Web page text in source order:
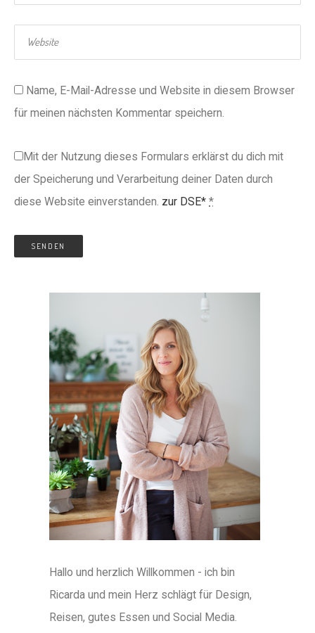
Name, E-Mail-Adresse und Website in diesem Browser
für meinen nächsten Kommentar speichern.
Mit der Nutzung dieses Formulars erklärst du dich mit
der Speicherung und Verarbeitung deiner Daten durch
diese Website einverstanden. zur DSE* *
Hallo und herzlich Willkommen - ich bin
Ricarda und mein Herz schlägt für Design,
Reisen, gutes Essen und Social Media.